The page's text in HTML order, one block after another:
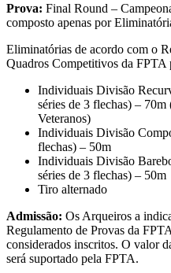
Prova: Final Round –
composto apenas por
Eliminatórias de acordo com o
Quadros Competitivos da FPTA
Individuais Divisão
séries de 3 flechas) – 70m
Veteranos)
Individuais Divisão
flechas) – 50m
Individuais Divisão
séries de 3 flechas) – 50m
Tiro alternado
Admissão: Os Arqueiros a
Regulamento de Provas da
considerados inscritos. O valor
será suportado pela FPTA.